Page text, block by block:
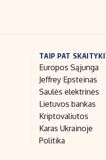
TAIP PAT
Europos Sąjunga
Jeffrey Epsteinas
Saulės elektrinės
Lietuvos bankas
Kriptovaliutos
Karas Ukrainoje
Politika